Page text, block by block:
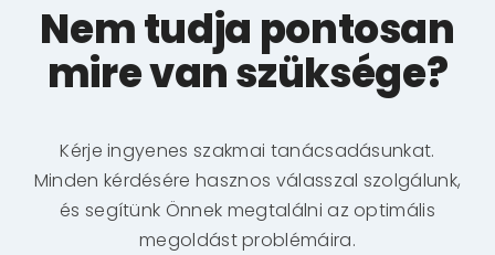
Nem tudja pontosan
mire van szüksége?
Kérje ingyenes szakmai tanácsadásunkat.
Minden kérdésére hasznos válasszal szolgálunk,
és segítünk Önnek megtalálni az optimális
megoldást problémáira.